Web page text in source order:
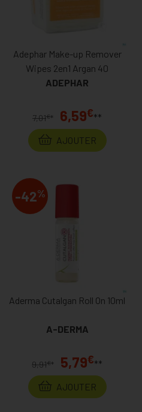
Adephar Make-up Remover
Wipes 2en1 Argan 40
ADEPHAR
7,01€* 6,59€**
AJOUTER
-42%
Aderma Cutalgan Roll On 10ml
A-DERMA
9,91€* 5,79€**
AJOUTER